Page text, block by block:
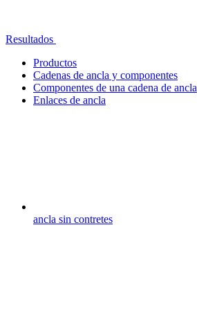
Resultados
Productos
Cadenas de ancla y componentes
Componentes de una cadena de ancla
Enlaces de ancla
ancla sin contretes